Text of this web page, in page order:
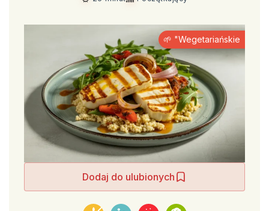
Dodaj do ulubionych
🌱 "Wegetariańskie